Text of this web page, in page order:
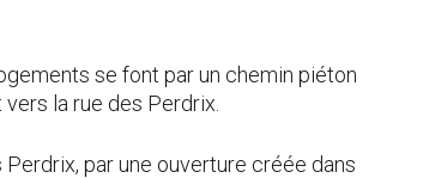
se font par un chemin piéton
la rue des Perdrix.
par une ouverture créée dans